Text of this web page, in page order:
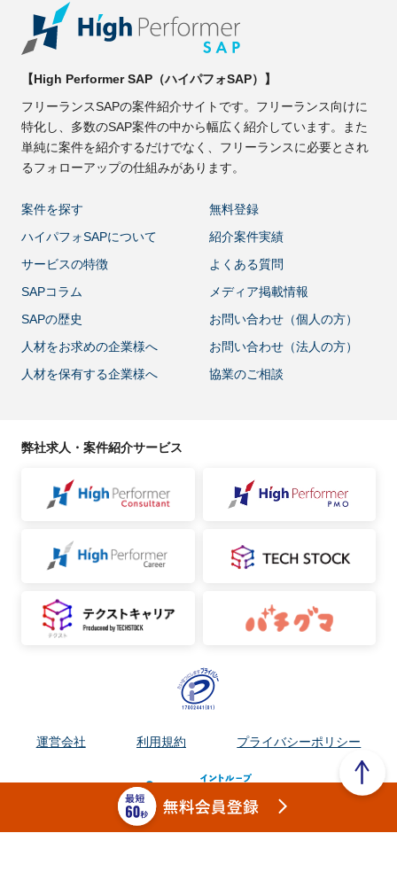
【High Performer SAP（ハイパフォSAP）】
フリーランスSAPの案件紹介サイトです。フリーランス向けに
特化し、多数のSAP案件の中から幅広く紹介しています。また
単純に案件を紹介するだけでなく、フリーランスに必要とされ
るフォローアップの仕組みがあります。
案件を探す
無料登録
ハイパフォSAPについて
紹介案件実績
サービスの特徴
よくある質問
SAPコラム
メディア掲載情報
SAPの歴史
お問い合わせ（個人の方）
人材をお求めの企業様へ
お問い合わせ（法人の方）
人材を保有する企業様へ
協業のご相談
弊社求人・案件紹介サービス
運営会社 利用規約 プライバシーポリシー